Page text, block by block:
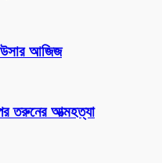
আজিজ
তরুনের আত্মহত্যা